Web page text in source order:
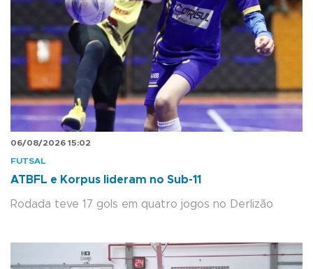
06/08/2026 15:02
FUTSAL
ATBFL e Korpus lideram no Sub-11
Rodada teve 17 gols em quatro jogos no Derlizão